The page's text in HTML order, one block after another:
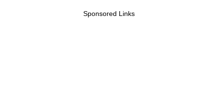
Sponsored Links